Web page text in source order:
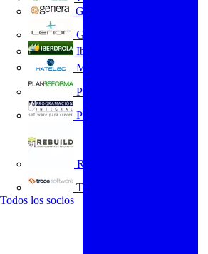
GENERA
Grupo Lenor
Iberdrola
MATELEC
Plan Reforma
Programación Integral
REBUILD
Trace Software
Todos los socios